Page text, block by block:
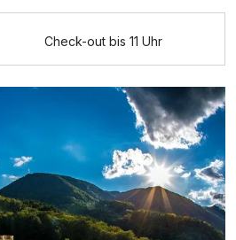
Check-out bis 11 Uhr